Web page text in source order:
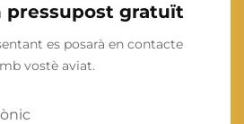
pressupost gratuït
es posarà en contacte
vostè aviat.